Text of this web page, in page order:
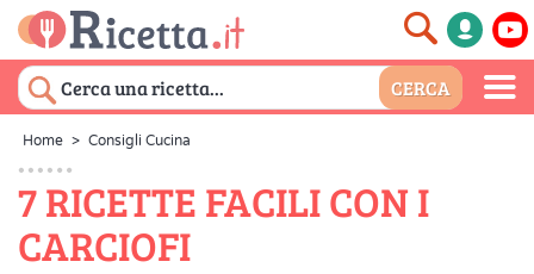
Home > Consigli Cucina
7 RICETTE FACILI CON I
CARCIOFI